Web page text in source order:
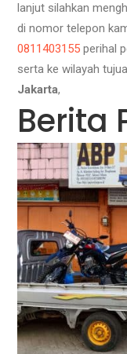
lanjut silahkan
di nomor telepon
0811403155 perihal
serta ke wilayah
Jakarta,
Berita